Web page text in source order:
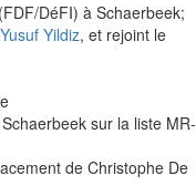
DéFI) à Schaerbeek;
Yusuf Yildiz, et rejoint le
sur la liste MR-
de Christophe De